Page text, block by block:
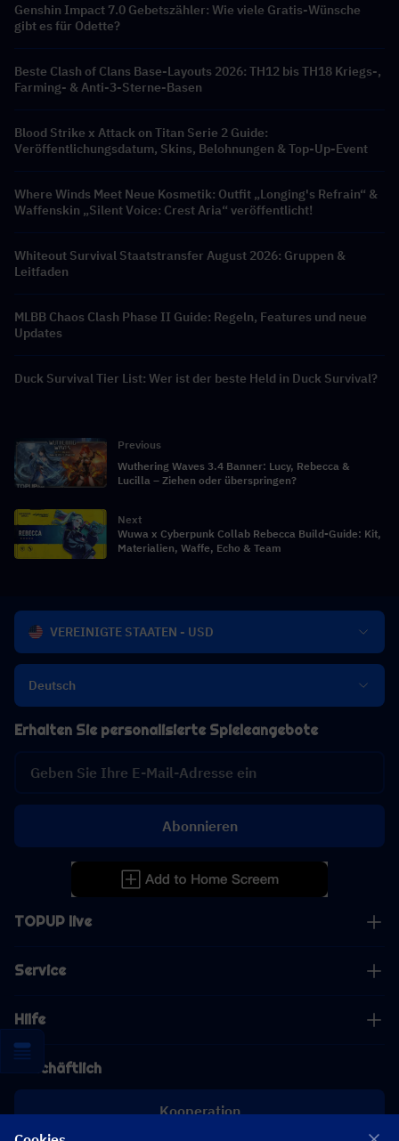
Genshin Impact 7.0 Gebetszähler: Wie viele Gratis-Wünsche
gibt es für Odette?
Beste Clash of Clans Base-Layouts 2026: TH12 bis TH18 Kriegs-,
Farming- & Anti-3-Sterne-Basen
Blood Strike x Attack on Titan Serie 2 Guide:
Veröffentlichungsdatum, Skins, Belohnungen & Top-Up-Event
Where Winds Meet Neue Kosmetik: Outfit „Longing's Refrain“ &
Waffenskin „Silent Voice: Crest Aria“ veröffentlicht!
Whiteout Survival Staatstransfer August 2026: Gruppen &
Leitfaden
MLBB Chaos Clash Phase II Guide: Regeln, Features und neue
Updates
Duck Survival Tier List: Wer ist der beste Held in Duck Survival?
Previous
Wuthering Waves 3.4 Banner: Lucy, Rebecca &
Lucilla – Ziehen oder überspringen?
Next
Wuwa x Cyberpunk Collab Rebecca Build-Guide: Kit,
Materialien, Waffe, Echo & Team
VEREINIGTE STAATEN - USD
Deutsch
TOPUP live
Service
Hilfe
Geschäftlich
Kooperation
Erhalten Sie personalisierte Spieleangebote
Abonnieren